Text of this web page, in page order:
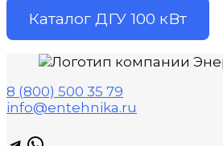
Каталог ДГУ 100 кВт
8 (800) 500 35 79
info@entehnika.ru